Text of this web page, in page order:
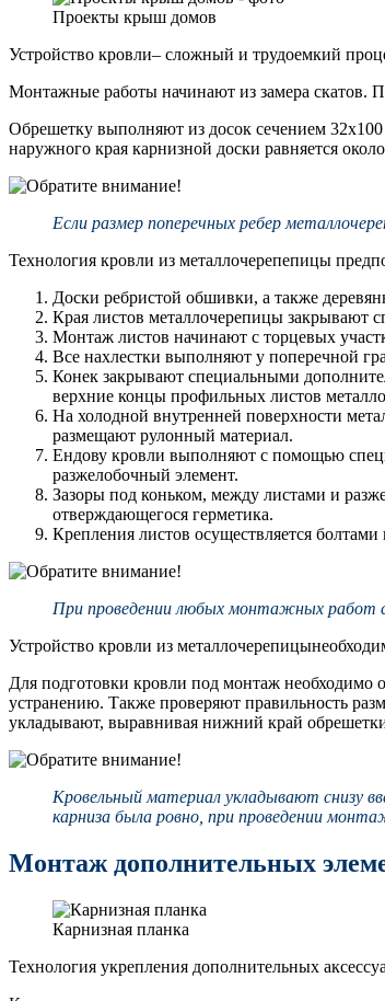
Проекты крыш домов
Устройство кровли– сложный и трудоемкий
Монтажные работы начинают из замера скатов.
Обрешетку выполняют из досок сечением
наружного края карнизной доски равняется
Если размер поперечных ребер
Технология кровли из металлочерепепицы
Доски ребристой обшивки, а также
Края листов металлочерепицы закрывают
Монтаж листов начинают с торцевых
Все нахлестки выполняют у поперечной
Конек закрывают специальными
верхние концы профильных листов
На холодной внутренней поверхности
размещают рулонный материал.
Ендову кровли выполняют с помощью
разжелобочный элемент.
Зазоры под коньком, между листами и
отверждающегося герметика.
Крепления листов осуществляется
При проведении любых монтажных работ
Устройство кровли из
Для подготовки кровли под монтаж необходимо
устранению. Также проверяют правильность
укладывают, выравнивая нижний край
Кровельный материал укладывают снизу
карниза была ровно, при проведении
Монтаж дополнительных
Карнизная планка
Технология укрепления дополнительных